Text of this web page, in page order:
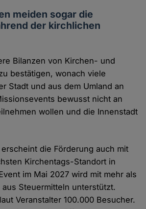
meiden sogar die
der kirchlichen
Bilanzen von Kirchen- und
bestätigen, wonach viele
Stadt und aus dem Umland an
bewusst nicht an
wollen und die Innenstadt
die Förderung auch mit
Kirchentags-Standort in
im Mai 2027 wird mit mehr als
aus Steuermitteln unterstützt.
Veranstalter 100.000 Besucher.